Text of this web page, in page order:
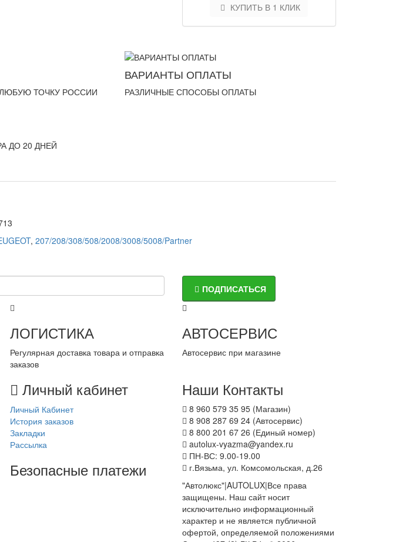
КУПИТЬ В 1 КЛИК
ТОЧКУ РОССИИ
ВАРИАНТЫ ОПЛАТЫ
РАЗЛИЧНЫЕ СПОСОБЫ ОПЛАТЫ
ДО 20 ДНЕЙ
, 207/208/308/508/2008/3008/5008/Partner
ПОДПИСАТЬСЯ
ЛОГИСТИКА
Регулярная доставка товара и отправка
заказов
АВТОСЕРВИС
Автосервис при магазине
Личный кабинет
Личный Кабинет
История заказов
Закладки
Рассылка
Безопасные платежи
Наши Контакты
8 960 579 35 95 (Магазин)
8 908 287 69 24 (Автосервис)
8 800 201 67 26 (Единый номер)
autolux-vyazma@yandex.ru
ПН-ВС: 9.00-19.00
г.Вязьма, ул. Комсомольская, д.26
"Автолюкс"|AUTOLUX|Все права
защищены. Наш сайт носит
исключительно информационный
характер и не является публичной
офертой, определяемой положениями